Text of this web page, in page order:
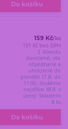
Do košíku
159 Kč/ks
131 Kč bez DPH
Z důvodu
dovolené, vše
objednané a
uhrazené do
pondělí 17.8. do
11:00, dodáme
nejdříve 18.8. v
úterý. Skladem
8 ks
Do košíku